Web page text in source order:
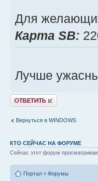
Для
Карта SB:
Лучше
Ответить
Вернуться в WINDOWS
КТО СЕЙЧАС НА ФОРУМЕ
Сейчас этот форум
Портал » Форумы